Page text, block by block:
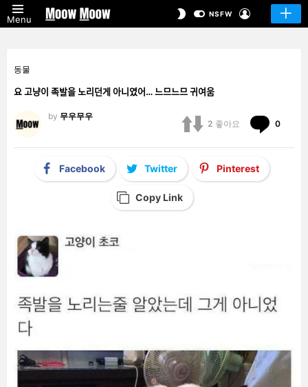
Menu
SWITCHNSFW
동물
요 고냥이 족발을 노리던게 아니였어… 느므느므 귀여움
by 무우무우
2 좋아요 0
Facebook Twitter Pinterest
Copy Link